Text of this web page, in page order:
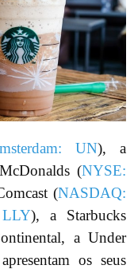
UN), a
(NYSE:
(NASDAQ:
), a Starbucks
a Under
os seus